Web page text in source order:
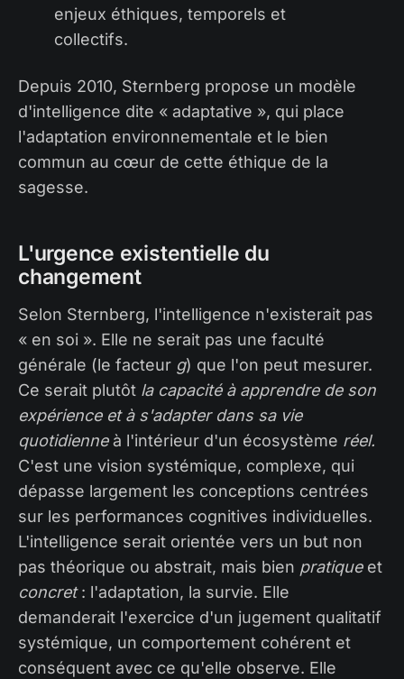
enjeux éthiques, temporels et
collectifs.
Depuis 2010, Sternberg propose un modèle
d'intelligence dite « adaptative », qui place
l'adaptation environnementale et le bien
commun au cœur de cette éthique de la
sagesse.
L'urgence existentielle du
changement
Selon Sternberg, l'intelligence n'existerait pas
« en soi ». Elle ne serait pas une faculté
générale (le facteur g) que l'on peut mesurer.
Ce serait plutôt la capacité à apprendre de son
expérience et à s'adapter dans sa vie
quotidienneà l'intérieur d'un écosystème réel.
C'est une vision systémique, complexe, qui
dépasse largement les conceptions centrées
sur les performances cognitives individuelles.
L'intelligence serait orientée vers un but non
pas théorique ou abstrait, mais bien pratiqueet
concret: l'adaptation, la survie. Elle
demanderait l'exercice d'un jugement qualitatif
systémique, un comportement cohérent et
conséquent avec ce qu'elle observe. Elle